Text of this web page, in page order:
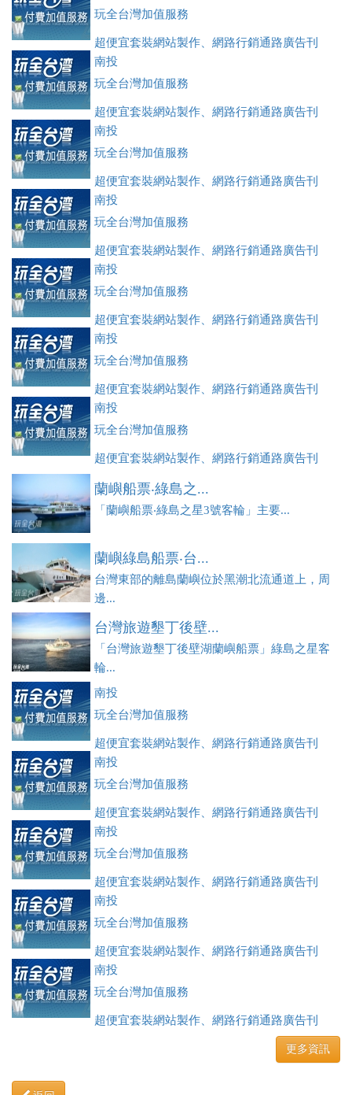
玩全台灣加值服務
超便宜套裝網站製作、網路行銷通路廣告刊
登、訂房系統、客房委託旅行社銷售，全面優惠中....
南投
玩全台灣加值服務
超便宜套裝網站製作、網路行銷通路廣告刊
登、訂房系統、客房委託旅行社銷售，全面優惠中....
南投
玩全台灣加值服務
超便宜套裝網站製作、網路行銷通路廣告刊
登、訂房系統、客房委託旅行社銷售，全面優惠中....
南投
玩全台灣加值服務
超便宜套裝網站製作、網路行銷通路廣告刊
登、訂房系統、客房委託旅行社銷售，全面優惠中....
南投
玩全台灣加值服務
超便宜套裝網站製作、網路行銷通路廣告刊
登、訂房系統、客房委託旅行社銷售，全面優惠中....
南投
玩全台灣加值服務
超便宜套裝網站製作、網路行銷通路廣告刊
登、訂房系統、客房委託旅行社銷售，全面優惠中....
南投
玩全台灣加值服務
超便宜套裝網站製作、網路行銷通路廣告刊
登、訂房系統、客房委託旅行社銷售，全面優惠中....
蘭嶼船票‧綠島之...
「蘭嶼船票‧綠島之星3號客輪」主要...
蘭嶼綠島船票‧台...
台灣東部的離島蘭嶼位於黑潮北流通道上，周
邊...
台灣旅遊墾丁後壁...
「台灣旅遊墾丁後壁湖蘭嶼船票」綠島之星客
輪...
南投
玩全台灣加值服務
超便宜套裝網站製作、網路行銷通路廣告刊
登、訂房系統、客房委託旅行社銷售，全面優惠中....
南投
玩全台灣加值服務
超便宜套裝網站製作、網路行銷通路廣告刊
登、訂房系統、客房委託旅行社銷售，全面優惠中....
南投
玩全台灣加值服務
超便宜套裝網站製作、網路行銷通路廣告刊
登、訂房系統、客房委託旅行社銷售，全面優惠中....
南投
玩全台灣加值服務
超便宜套裝網站製作、網路行銷通路廣告刊
登、訂房系統、客房委託旅行社銷售，全面優惠中....
南投
玩全台灣加值服務
超便宜套裝網站製作、網路行銷通路廣告刊
登、訂房系統、客房委託旅行社銷售，全面優惠中....
更多資訊